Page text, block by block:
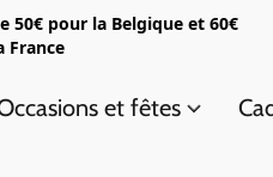
50€ pour la Belgique et 60€
France
et fêtes